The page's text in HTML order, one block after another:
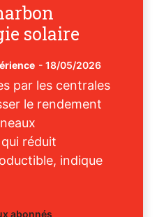
solaire
- 18/05/2026
par les centrales
le rendement
réduit
indique
abonnés